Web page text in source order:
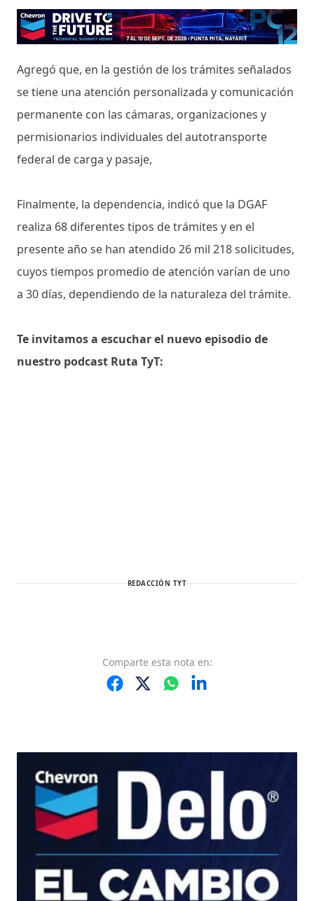
Agregó que, en la gestión de los trámites señalados
se tiene una atención personalizada y comunicación
permanente con las cámaras, organizaciones y
permisionarios individuales del autotransporte
federal de carga y pasaje,
Finalmente, la dependencia, indicó que la DGAF
realiza 68 diferentes tipos de trámites y en el
presente año se han atendido 26 mil 218 solicitudes,
cuyos tiempos promedio de atención varían de uno
a 30 días, dependiendo de la naturaleza del trámite.
Te invitamos a escuchar el nuevo episodio de
nuestro podcast Ruta TyT:
REDACCIÓN TYT
Comparte esta nota en: